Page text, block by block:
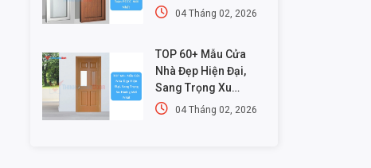
An Toàn PCCC Mới
04 Tháng 02, 2026
TOP 60+ Mẫu Cửa
Nhà Đẹp Hiện Đại,
Sang Trọng Xu
Hướng Mới Nhất
04 Tháng 02, 2026